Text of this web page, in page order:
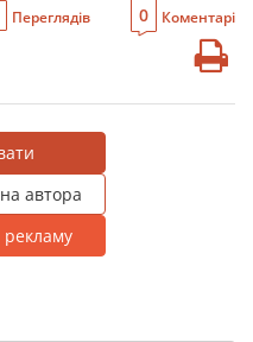
Переглядів 0 Коментарі
автора